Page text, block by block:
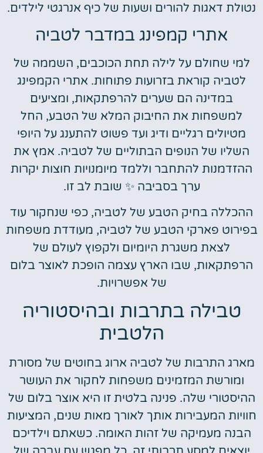
נטולת דאגות להורים ושעות של כיף אנרגטי לילדים.
אתרי קמפינג במדבר לטביה
למי שחולם על לילה תחת הכוכבים, השממה של
לטביה קוראת בזרועות פתוחות. אתרי הקמפינג
במדינה הם שערים להרפתקאות, ומציעים
למשפחות את החיבוק המלא של הטבע, החל
מטיולים רגליים ודיג ועד פשוט להתענג על היופי
השליו של הנופים הבתוליים של לטביה. אמץ את
ההזדמנות להתחבר וללמד מיומנויות חוצות יקרות
ערך בסביבה ✨ שובת לב זו.
ההכללה בחיק הטבע של לטביה, כפי שנחקור עוד
בפירוט פארקי הטבע של לטביה, מעודדת משפחות
לצאת משגרת היומיום ולקפוץ לעולם של
הרפתקאות, שבו הארץ עצמה הופכת לאוצר בלום
של אפשרויות.
טבילה בתרבות ובהיסטוריה
הלטבית
מארג התרבות של לטביה ארוג בחוטים של מסורת
ומורשת המזמינים משפחות לחקור את העושר
ההיסטורי שלה. פנינה בלטית זו היא אוצר בלום של
חוויות המעבירות אותך לאורך מאות שנים, המציעות
הבנה מעמיקה של זהות האומה. כשאתם וילדיכם